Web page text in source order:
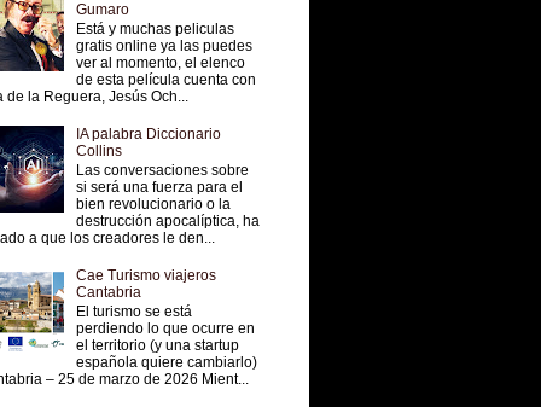
Gumaro
Está y muchas peliculas
gratis online ya las puedes
ver al momento, el elenco
de esta película cuenta con
de la Reguera, Jesús Och...
IA palabra Diccionario
Collins
Las conversaciones sobre
si será una fuerza para el
bien revolucionario o la
destrucción apocalíptica, ha
a que los creadores le den...
Cae Turismo viajeros
Cantabria
El turismo se está
perdiendo lo que ocurre en
el territorio (y una startup
española quiere cambiarlo)
– 25 de marzo de 2026 Mient...